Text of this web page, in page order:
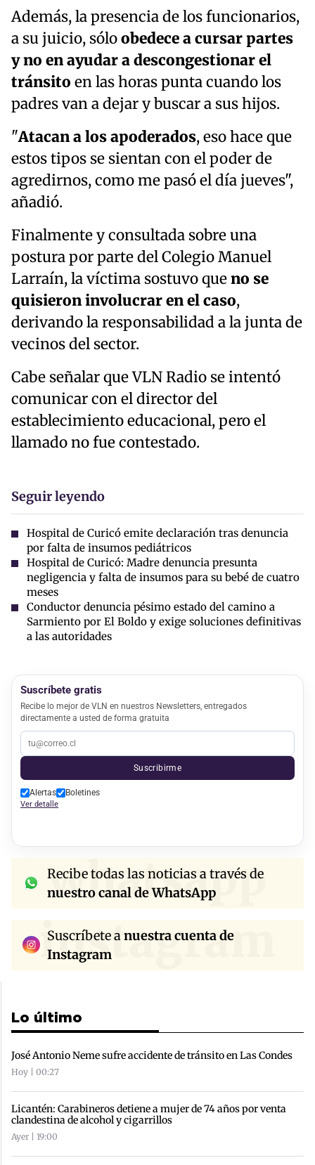
Además, la presencia de los funcionarios,
a su juicio, sóloobedece a cursar partes
y no en ayudar a descongestionar el
tránsito en las horas punta cuando los
padres van a dejar y buscar a sus hijos.
"Atacan a los apoderados, eso hace que
estos tipos se sientan con el poder de
agredirnos, como me pasó el día jueves",
añadió.
Finalmente y consultada sobre una
postura por parte del Colegio Manuel
Larraín, la víctima sostuvo queno se
quisieron involucrar en el caso,
derivando la responsabilidad a la junta de
vecinos del sector.
Cabe señalar que VLN Radio se intentó
comunicar con el director del
establecimiento educacional, pero el
llamado no fue contestado.
Seguir leyendo
Hospital de Curicó emite declaración tras denuncia
por falta de insumos pediátricos
Hospital de Curicó: Madre denuncia presunta
negligencia y falta de insumos para su bebé de cuatro
meses
Conductor denuncia pésimo estado del camino a
Sarmiento por El Boldo y exige soluciones definitivas
a las autoridades
Suscríbete gratis
Recibe lo mejor de VLN en nuestros Newsletters, entregados
directamente a usted de forma gratuita
Suscribirme
Alertas Boletines
Ver detalle
whatsapp
Recibe todas las noticias a través de
nuestro canal de WhatsApp
instagram
Suscríbete anuestra cuenta de
Instagram
Lo último
José Antonio Neme sufre accidente de tránsito en Las Condes
Hoy | 00:27
Licantén: Carabineros detiene a mujer de 74 años por venta
clandestina de alcohol y cigarrillos
Ayer | 19:00